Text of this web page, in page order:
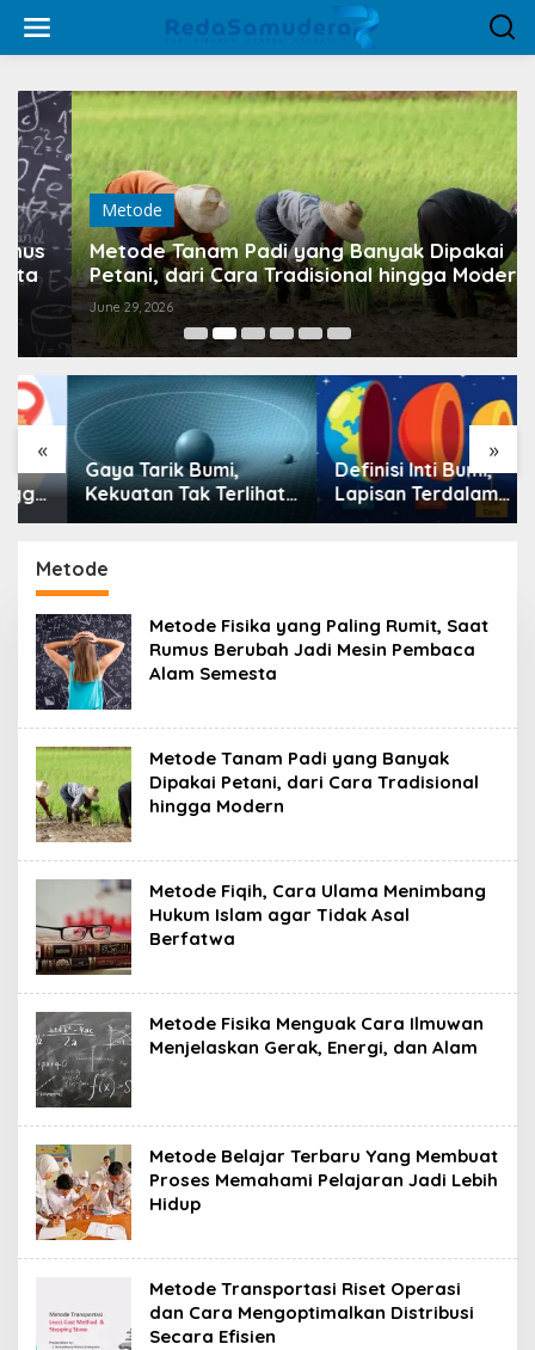
content
Metode
Metode Tanam Padi yang Banyak Dipakai
Petani, dari Cara Tradisional hingga Modern
June 29, 2026
« »
Gaya Tarik Bumi,
Kekuatan Tak Terlihat
Berpijak
Definisi Inti Bumi,
Lapisan Terdalam
yang Menjaga
Metode
Metode Fisika yang Paling Rumit, Saat
Rumus Berubah Jadi Mesin Pembaca
Alam Semesta
Metode Tanam Padi yang Banyak
Dipakai Petani, dari Cara Tradisional
hingga Modern
Metode Fiqih, Cara Ulama Menimbang
Hukum Islam agar Tidak Asal
Berfatwa
Metode Fisika Menguak Cara Ilmuwan
Menjelaskan Gerak, Energi, dan Alam
Metode Belajar Terbaru Yang Membuat
Proses Memahami Pelajaran Jadi Lebih
Hidup
Metode Transportasi Riset Operasi
dan Cara Mengoptimalkan Distribusi
Secara Efisien